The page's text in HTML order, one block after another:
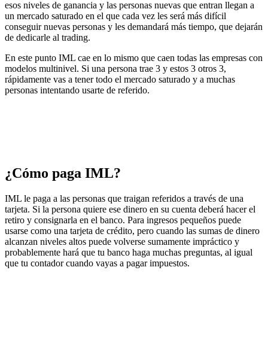
esos niveles de ganancia y las personas nuevas que entran llegan a
un mercado saturado en el que cada vez les será más difícil
conseguir nuevas personas y les demandará más tiempo, que dejarán
de dedicarle al trading.
En este punto IML cae en lo mismo que caen todas las empresas con
modelos multinivel. Si una persona trae 3 y estos 3 otros 3,
rápidamente vas a tener todo el mercado saturado y a muchas
personas intentando usarte de referido.
¿Cómo paga IML?
IML le paga a las personas que traigan referidos a través de una
tarjeta. Si la persona quiere ese dinero en su cuenta deberá hacer el
retiro y consignarla en el banco. Para ingresos pequeños puede
usarse como una tarjeta de crédito, pero cuando las sumas de dinero
alcanzan niveles altos puede volverse sumamente impráctico y
probablemente hará que tu banco haga muchas preguntas, al igual
que tu contador cuando vayas a pagar impuestos.